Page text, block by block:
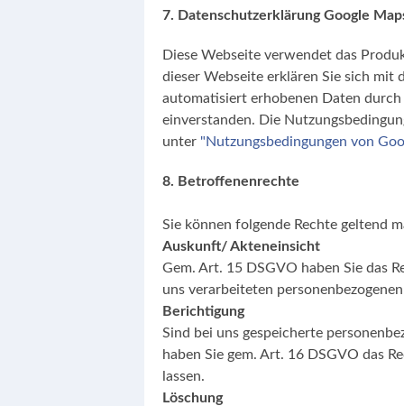
7. Datenschutzerklärung Google
Diese Webseite verwendet das
dieser Webseite erklären Sie sich mit
automatisiert erhobenen Daten
einverstanden. Die
unter "Nutzungsbedingungen von
8. Betroffenenrechte
Sie können folgende Rechte geltend
Auskunft/ Akteneinsicht
Gem. Art. 15 DSGVO haben Sie das
uns verarbeiteten
Berichtigung
Sind bei uns gespeicherte
haben Sie gem. Art. 16 DSGVO das
lassen.
Löschung